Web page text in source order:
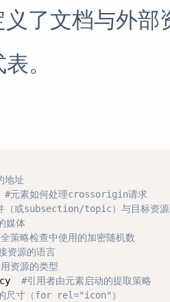
文档与外部
。
地址
#元素如何处理crossorigin请求
（或subsection/topic）与目标资源
媒体
策略检查中使用的加密随机数
资源的语言
资源的类型
#引用者由元素启动的提取策略
尺寸（for rel="icon"）